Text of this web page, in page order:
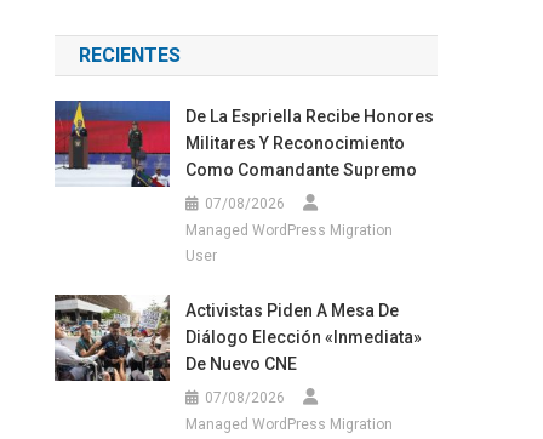
RECIENTES
De La Espriella Recibe Honores
Militares Y Reconocimiento
Como Comandante Supremo
07/08/2026
Managed WordPress Migration
User
Activistas Piden A Mesa De
Diálogo Elección «inmediata»
De Nuevo CNE
07/08/2026
Managed WordPress Migration